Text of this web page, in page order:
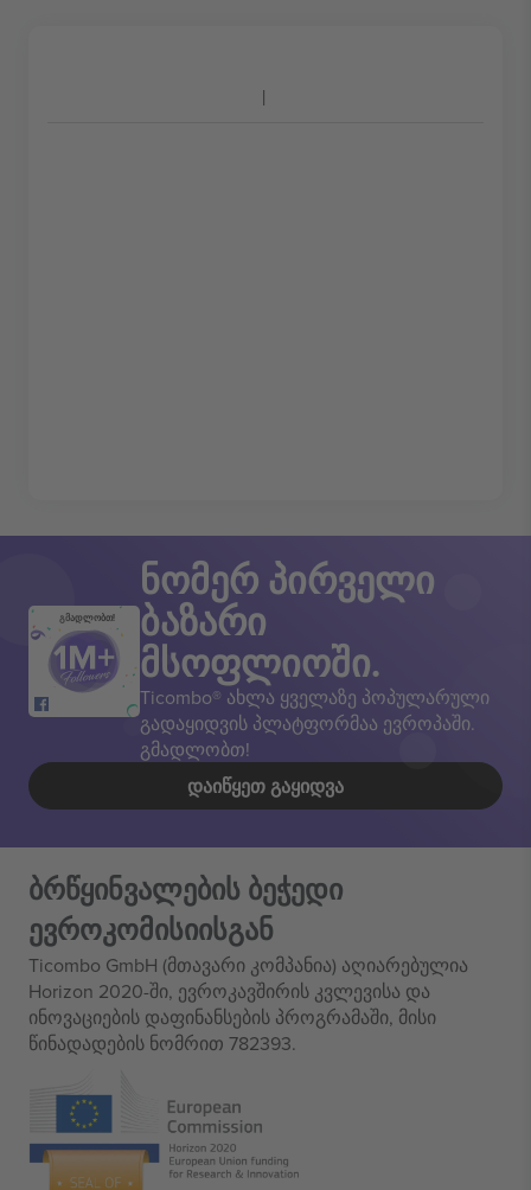
გმადლობთ!
ნომერ პირველი
ბაზარი
მსოფლიოში.
Ticombo® ახლა ყველაზე პოპულარული
გადაყიდვის პლატფორმაა ევროპაში.
გმადლობთ!
ᲓᲐᲘᲬᲧᲔᲗ ᲒᲐᲧᲘᲓᲕᲐ
ბრწყინვალების ბეჭედი
ევროკომისიისგან
Ticombo GmbH (მთავარი კომპანია) აღიარებულია
Horizon 2020-ში, ევროკავშირის კვლევისა და
ინოვაციების დაფინანსების პროგრამაში, მისი
წინადადების ნომრით 782393.